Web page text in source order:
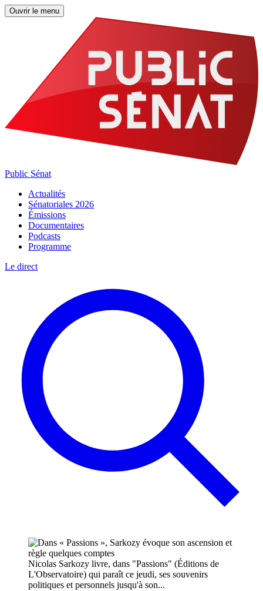
Ouvrir le menu
Public Sénat
Actualités
Sénatoriales 2026
Émissions
Documentaires
Podcasts
Programme
Le direct
Nicolas Sarkozy livre, dans "Passions" (Éditions de
L'Observatoire) qui paraît ce jeudi, ses souvenirs
politiques et personnels jusqu'à son...